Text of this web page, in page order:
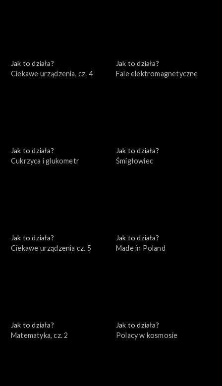
Jak to działa?
Ciekawe urządzenia, cz. 4
Jak to działa?
Fale elektromagnetyczne
Jak to działa?
Cukrzyca i glukometr
Jak to działa?
Śmigłowiec
Jak to działa?
Ciekawe urządzenia cz. 5
Jak to działa?
Made in Poland
Jak to działa?
Matematyka, cz. 2
Jak to działa?
Polacy w kosmosie